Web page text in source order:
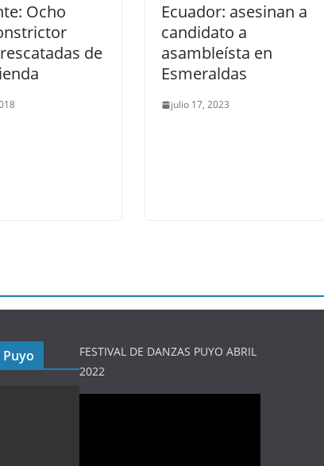
Ocho
de
Ecuador: asesinan a
candidato a
asambleísta en
Esmeraldas
julio 17, 2023
FESTIVAL DE DANZAS PUYO ABRIL
2022